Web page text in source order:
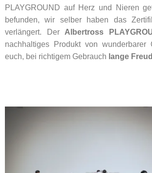
PLAYGROUND auf Herz und Nieren
befunden, wir selber haben das
verlängert. Der Albertross
nachhaltiges Produkt von wunderbarer
euch, bei richtigem Gebrauch lange